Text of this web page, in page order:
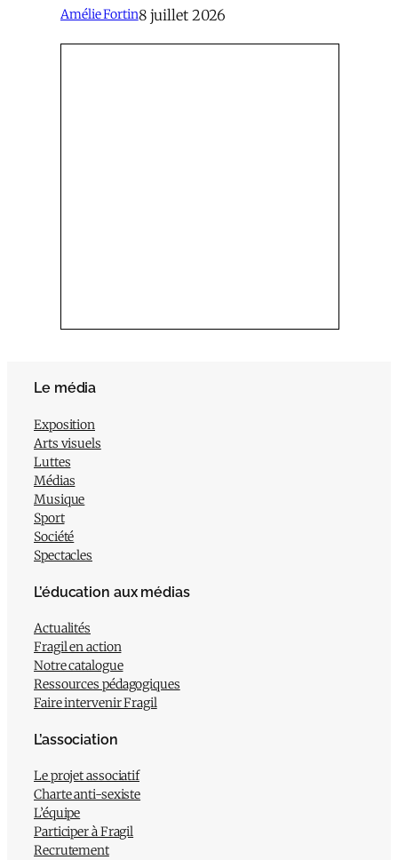
Amélie Fortin8 juillet 2026
Le média
Exposition
Arts visuels
Luttes
Médias
Musique
Sport
Société
Spectacles
L’éducation aux médias
Actualités
Fragil en action
Notre catalogue
Ressources pédagogiques
Faire intervenir Fragil
L’association
Le projet associatif
Charte anti-sexiste
L’équipe
Participer à Fragil
Recrutement